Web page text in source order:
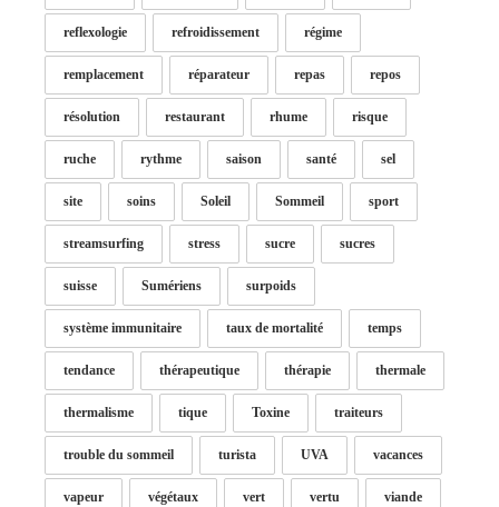
reflexologie refroidissement régime
remplacement réparateur repas repos
résolution restaurant rhume risque
ruche rythme saison santé sel
site soins Soleil Sommeil sport
streamsurfing stress sucre sucres
suisse Sumériens surpoids
système immunitaire taux de mortalité temps
tendance thérapeutique thérapie thermale
thermalisme tique Toxine traiteurs
trouble du sommeil turista UVA vacances
vapeur végétaux vert vertu viande